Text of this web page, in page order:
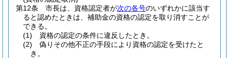
第12条
市長は、資格認定者が次の各号のいずれかに該当す
ると認めたときは、補助金の資格の認定を取り消すことが
できる。
(1)
資格の認定の条件に違反したとき。
(2)
偽りその他不正の手段により資格の認定を受けたと
き。